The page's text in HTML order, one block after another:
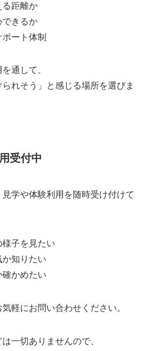
る距離か
できるか
ート体制
通して、
られそう」と感じる場所を選びま
受付中
学や体験利用を随時受け付けて
様子を見たい
か知りたい
確かめたい
軽にお問い合わせください。
一切ありませんので、